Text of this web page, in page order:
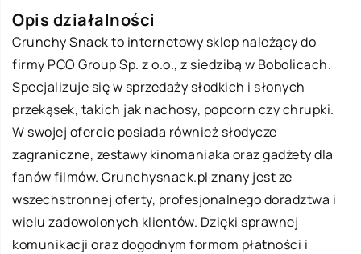
Opis działalności
Crunchy Snack to internetowy sklep należący do
firmy PCO Group Sp. z o.o., z siedzibą w Bobolicach.
Specjalizuje się w sprzedaży słodkich i słonych
przekąsek, takich jak nachosy, popcorn czy chrupki.
W swojej ofercie posiada również słodycze
zagraniczne, zestawy kinomaniaka oraz gadżety dla
fanów filmów. Crunchysnack.pl znany jest ze
wszechstronnej oferty, profesjonalnego doradztwa i
wielu zadowolonych klientów. Dzięki sprawnej
komunikacji oraz dogodnym formom płatności i